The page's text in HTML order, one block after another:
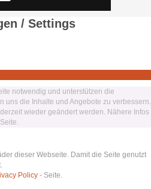
/ Settings
notwendig und unterstützen die
uns die Inhalte und Angebote zu verbessern.
wieder geändert werden. Nähere Infos
dieser Webseite. Damit die Seite genutzt
Policy - Seite.